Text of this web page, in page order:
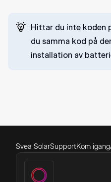
Hittar du inte koden
du samma kod på
installation av
Svea SolarSupportKom igang